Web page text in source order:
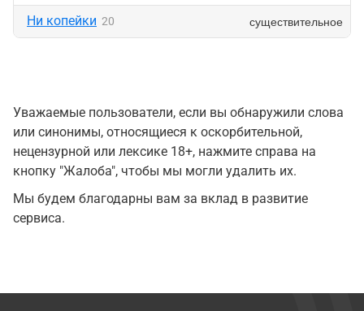
Ни копейки 20 существительное
Уважаемые пользователи, если вы обнаружили слова
или синонимы, относящиеся к оскорбительной,
нецензурной или лексике 18+, нажмите справа на
кнопку "Жалоба", чтобы мы могли удалить их.
Мы будем благодарны вам за вклад в развитие
сервиса.